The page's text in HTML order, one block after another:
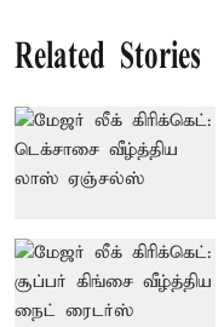
Related Stories